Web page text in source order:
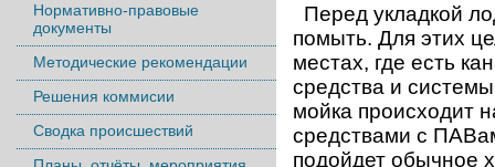
Нормативно-правовые
документы
Методические рекомендации
Решения коммисии
Сводка происшествий
Перед укладкой
помыть. Для этих
местах, где есть
средства и
мойка происходит
средствами с
подойдет обычное